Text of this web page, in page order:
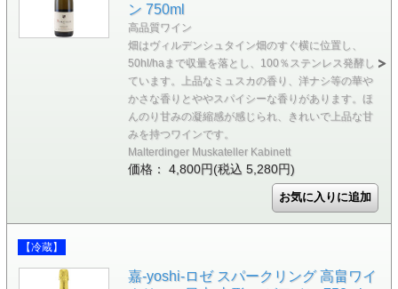
ン 750ml
高品質ワイン
畑はヴィルデンシュタイン畑のすぐ横に位置し、
50hl/haまで収量を落とし、100％ステンレス発酵し
ています。上品なミュスカの香り、洋ナシ等の華や
かさな香りとややスパイシーな香りがあります。ほ
んのり甘みの凝縮感が感じられ、きれいで上品な甘
みを持つワインです。
Malterdinger Muskateller Kabinett
価格： 4,800円(税込 5,280円)
【冷蔵】
嘉-yoshi-ロゼ スパークリング 高畠ワイ